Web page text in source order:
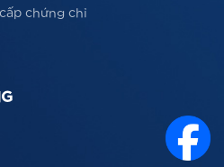
chứng chỉ